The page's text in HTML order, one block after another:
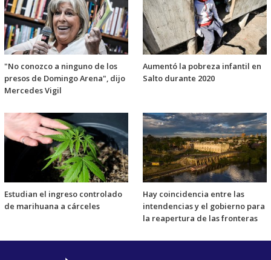
"No conozco a ninguno de los
presos de Domingo Arena", dijo
Mercedes Vigil
Aumentó la pobreza infantil en
Salto durante 2020
Estudian el ingreso controlado
de marihuana a cárceles
Hay coincidencia entre las
intendencias y el gobierno para
la reapertura de las fronteras